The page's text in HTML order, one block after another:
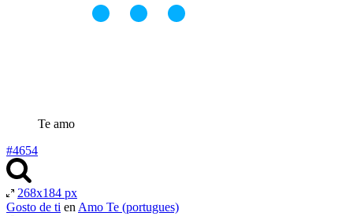
Te amo
#4654
268x184 px
Gosto de ti en Amo Te (portugues)